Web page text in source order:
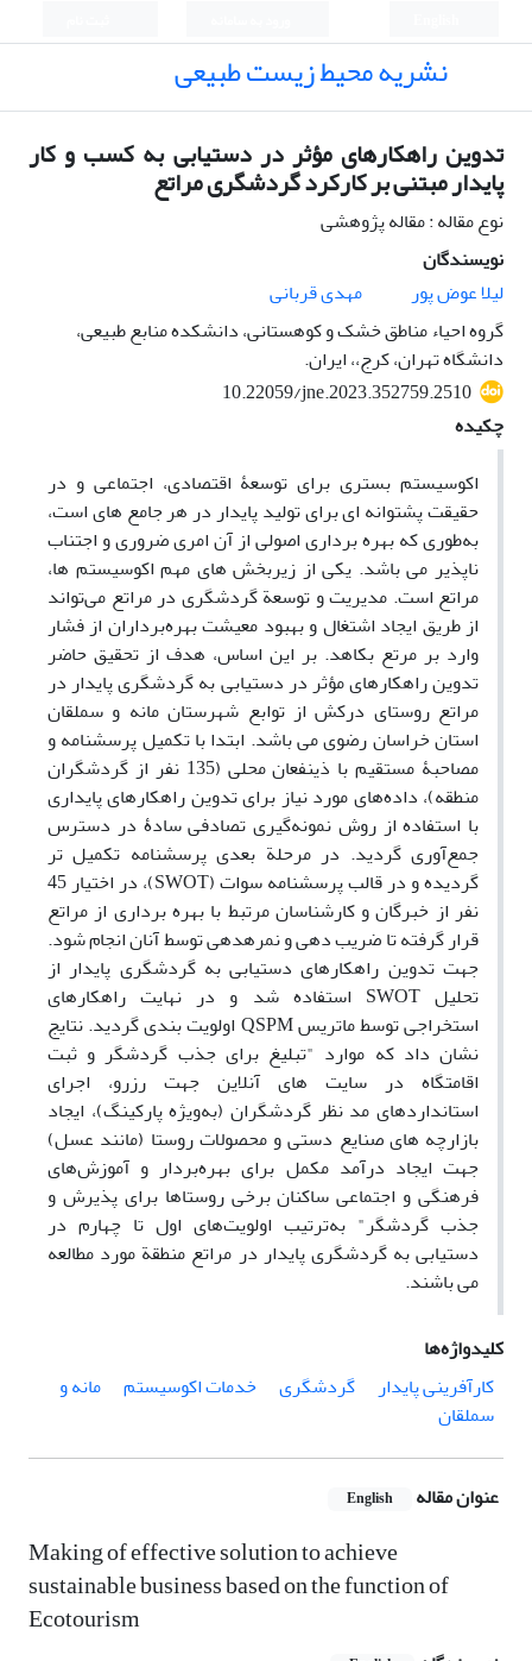
نشریه محیط زیست طبیعی
تدوین راهکارهای مؤثر در دستیابی به کسب و کار
پایدار مبتنی بر کارکرد گردشگری مراتع
نوع مقاله : مقاله پژوهشی
نویسندگان
لیلا عوض پور
مهدی قربانی
گروه احیاء مناطق خشک و کوهستانی، دانشکده منابع طبیعی،
دانشگاه تهران، کرج،، ایران.
10.22059/jne.2023.352759.2510
چکیده
اکوسیستم­ بستری برای توسعۀ اقتصادی، اجتماعی و در
حقیقت پشتوانه ­ای برای تولید پایدار در هر جامع ه­ای است،
به‌طوری که بهره­ برداری اصولی از آن امری ضروری و اجتناب
ناپذیر می ­باشد. یکی از زیربخش­ های مهم اکوسیستم­ ها،
مراتع است. مدیریت و توسعة گردشگری در مراتع می‌تواند
از طریق ایجاد اشتغال و بهبود معیشت بهره‌برداران از فشار
وارد بر مرتع بکاهد. بر این اساس، هدف از تحقیق حاضر
تدوین راهکارهای مؤثر در دستیابی به گردشگری پایدار در
مراتع روستای درکش از توابع شهرستان مانه و سملقان
استان خراسان رضوی می­ باشد. ابتدا با تکمیل پرسشنامه و
مصاحبۀ مستقیم با ذی­نفعان محلی (135 نفر از گردشگران
منطقه)، داده‌های مورد نیاز برای تدوین راهکارهای پایداری
با استفاده از روش نمونه‌گیری تصادفی سادۀ در دسترس
جمع‌آوری گردید. در مرحلة بعدی پرسشنامه تکمیل­ تر
گردیده و در قالب پرسشنامه سوات (SWOT)، در اختیار 45
نفر از خبرگان و کارشناسان مرتبط با بهره ­برداری از مراتع
قرار گرفته تا ضریب ­دهی و نمره­دهی توسط آنان انجام شود.
جهت تدوین راهکارهای دستیابی به گردشگری پایدار از
تحلیل SWOT استفاده شد و در نهایت راهکارهای
استخراجی توسط ماتریس QSPM اولویت­ بندی گردید. نتایج
نشان داد که موارد "تبلیغ برای جذب گردشگر و ثبت
اقامتگاه در سایت­ های آنلاین جهت رزرو، اجرای
استانداردهای مد نظر گردشگران (به‌ویژه پارکینگ)، ایجاد
بازارچه ­های صنایع دستی و محصولات روستا (مانند عسل)
جهت ایجاد درآمد مکمل برای بهره‌بردار و آموزش‌های
فرهنگی و اجتماعی ساکنان برخی روستاها برای پذیرش و
جذب گردشگر" به‌ترتیب اولویت‌های اول تا چهارم در
دستیابی به گردشگری پایدار در مراتع منطقة مورد مطالعه
می ­باشند.
کلیدواژه‌ها
کارآفرینی پایدار
گردشگری خدمات اکوسیستم
مانه و
سملقان
عنوان مقاله English
Making of effective solution to achieve
sustainable business based on the function of
Ecotourism